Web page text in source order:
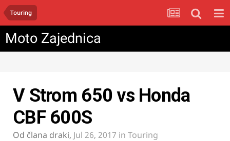
Touring
Moto Zajednica
V Strom 650 vs Honda
CBF 600S
Od člana draki, Jul 26, 2017 in Touring